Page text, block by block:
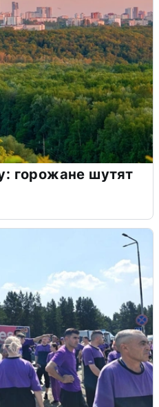
горожане шутят